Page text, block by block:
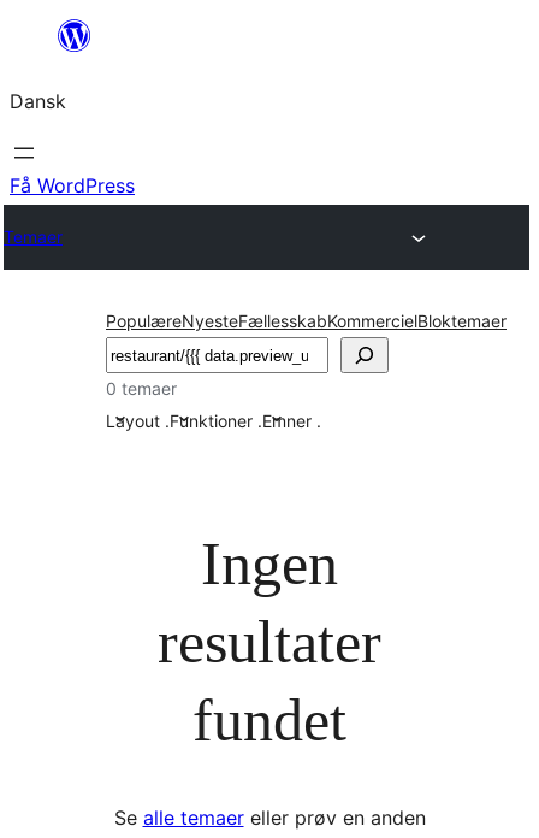
Spring
indhold
Dansk
Få WordPress
Temaer
PopulæreNyesteFællesskabKommercielBloktemaer
Søg
0 temaer
Layout .Funktioner .Emner .
Ingen
resultater
fundet
Se alle temaereller prøv en anden